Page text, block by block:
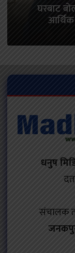
घरबाट
धनुष
संचालक